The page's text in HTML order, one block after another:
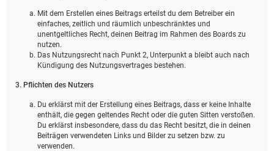
Mit dem Erstellen eines Beitrags erteilst du dem Betreiber ein
einfaches, zeitlich und räumlich unbeschränktes und
unentgeltliches Recht, deinen Beitrag im Rahmen des Boards zu
nutzen.
Das Nutzungsrecht nach Punkt 2, Unterpunkt a bleibt auch nach
Kündigung des Nutzungsvertrages bestehen.
3. Pflichten des Nutzers
Du erklärst mit der Erstellung eines Beitrags, dass er keine Inhalte
enthält, die gegen geltendes Recht oder die guten Sitten verstoßen.
Du erklärst insbesondere, dass du das Recht besitzt, die in deinen
Beiträgen verwendeten Links und Bilder zu setzen bzw. zu
verwenden.